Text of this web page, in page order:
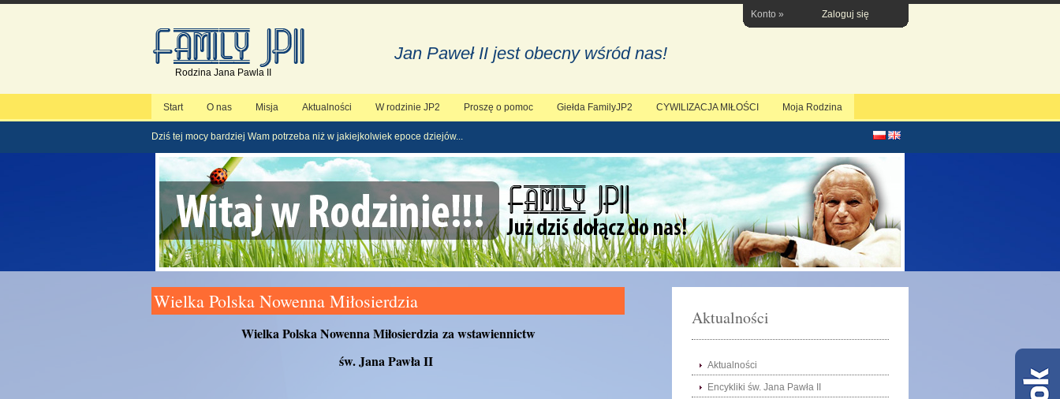
Konto » Zaloguj się
Rodzina Jana Pawla II
Jan Paweł II jest obecny wśród nas!
Start O nas Misja Aktualności W rodzinie JP2 Proszę o pomoc Giełda FamilyJP2 CYWILIZACJA MIŁOŚCI Moja Rodzina
Dziś tej mocy bardziej Wam potrzeba niż w jakiejkolwiek epoce dziejów...
Wielka Polska Nowenna Miłosierdzia
Wielka Polska Nowenna Miłosierdzia za wstawiennictw
św. Jana Pawła II
Aktualności
Aktualności
Encykliki św. Jana Pawła II